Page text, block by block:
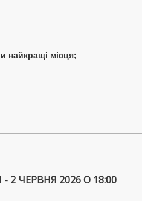
найкращі місця;
ЧЕРВНЯ 2026 О 18:00